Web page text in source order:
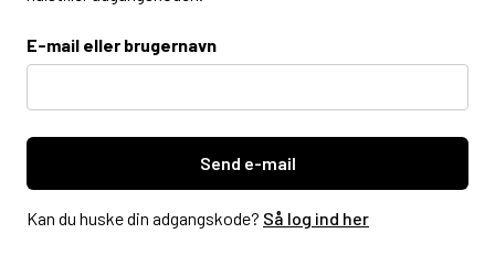
E-mail eller brugernavn
Send e-mail
Kan du huske din adgangskode? Så log ind her